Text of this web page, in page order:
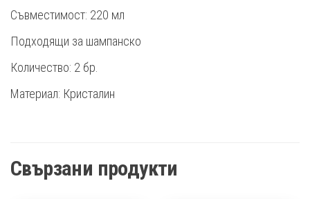
Съвместимост: 220 мл
Подходящи за шампанско
Количество: 2 бр.
Материал: Кристалин
Свързани продукти